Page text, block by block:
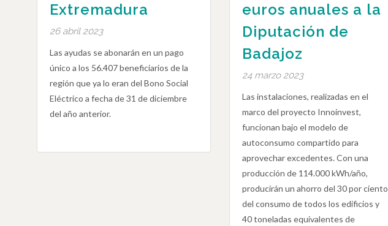
Extremadura
26 abril 2023
Las ayudas se abonarán en un pago
único a los 56.407 beneficiarios de la
región que ya lo eran del Bono Social
Eléctrico a fecha de 31 de diciembre
del año anterior.
euros anuales a la
Diputación de
Badajoz
24 marzo 2023
Las instalaciones, realizadas en el
marco del proyecto Innoinvest,
funcionan bajo el modelo de
autoconsumo compartido para
aprovechar excedentes. Con una
producción de 114.000 kWh/año,
producirán un ahorro del 30 por ciento
del consumo de todos los edificios y
40 toneladas equivalentes de